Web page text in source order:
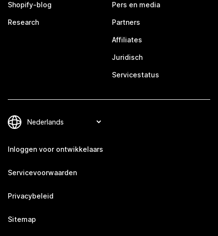
Shopify-blog
Research
Pers en media
Partners
Affiliates
Juridisch
Servicestatus
Inloggen voor ontwikkelaars
Servicevoorwaarden
Privacybeleid
Sitemap